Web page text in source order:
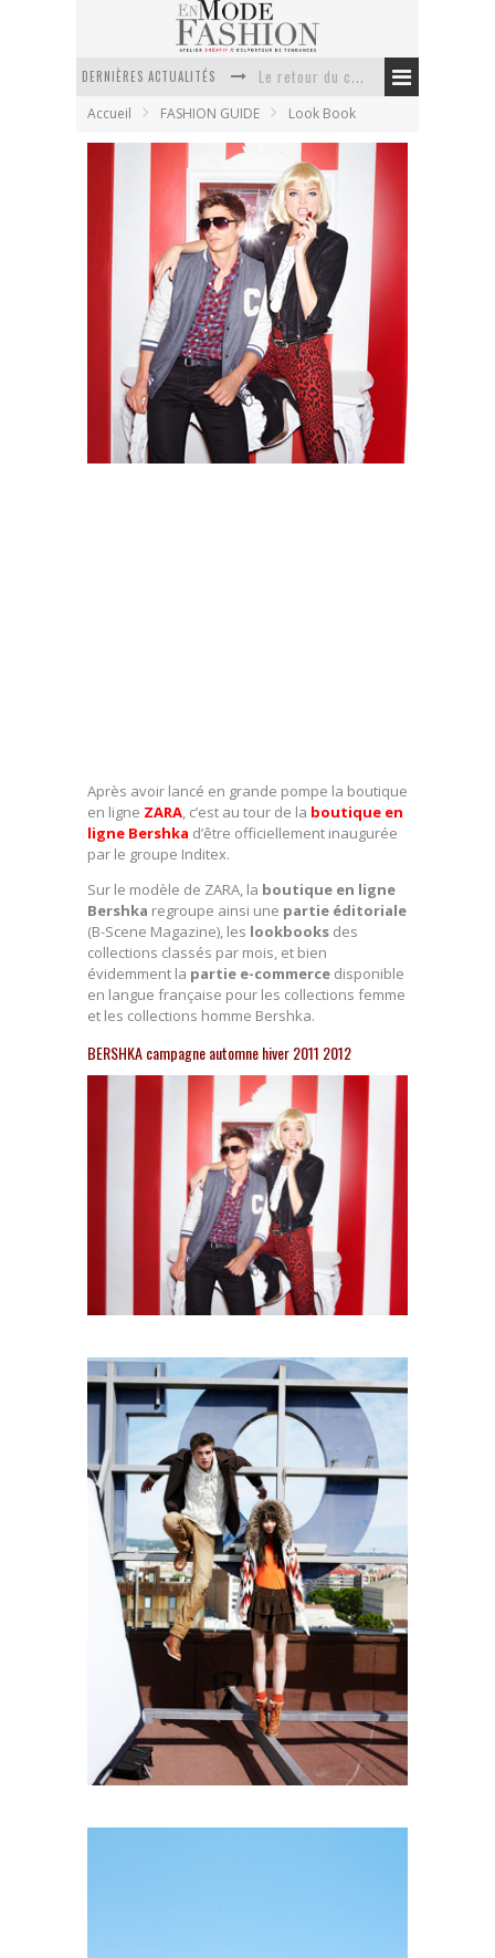
DERNIÈRES ACTUALITÉS
Accueil FASHION GUIDE Look Book
Bershka inaugure sa boutique en ligne pour
l’hiver 2011
En Mode Fashion
19 septembre 2011
Look Book
Après avoir lancé en grande pompe la boutique
en ligne ZARA, c’est au tour de la boutique en
ligne Bershka d’être officiellement inaugurée
par le groupe Inditex.
Sur le modèle de ZARA, la boutique en ligne
Bershka regroupe ainsi une partie éditoriale
(B-Scene Magazine), les lookbooks des
collections classés par mois, et bien
évidemment la partie e-commerce disponible
en langue française pour les collections femme
et les collections homme Bershka.
BERSHKA campagne automne hiver 2011 2012